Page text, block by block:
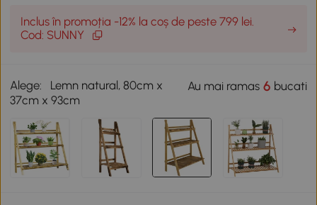
Inclus în promoția -12% la coș de peste 799 lei.
Cod: SUNNY
Alege:
Lemn natural, 80cm x
37cm x 93cm
Au mai ramas6 bucati